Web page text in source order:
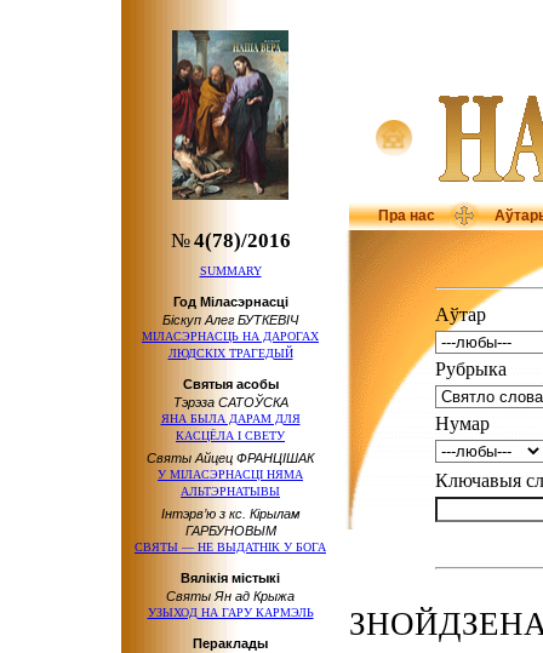
Пра нас
№4(78)/2016
SUMMARY
Год Міласэрнасці
Біскуп Алег БУТКЕВІЧ
МІЛАСЭРНАСЦЬ НА ДАРОГАХ
ЛЮДСКІХ ТРАГЕДЫЙ
Святыя асобы
Тэрэза САТОЎСКА
ЯНА БЫЛА ДАРАМ ДЛЯ
КАСЦЁЛА І СВЕТУ
Святы Айцец ФРАНЦІШАК
У МІЛАСЭРНАСЦІ НЯМА
АЛЬТЭРНАТЫВЫ
Інтэрв’ю з кс. Кірылам
ГАРБУНОВЫМ
СВЯТЫ — НЕ ВЫДАТНІК У БОГА
Вялікія містыкі
Святы Ян ад Крыжа
УЗЫХОД НА ГАРУ КАРМЭЛЬ
Пераклады
Аўтар
Рубрыка
Нумар
Ключавыя